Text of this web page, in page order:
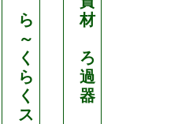
ら
～
く
ら
く
ス
材
ろ
過
器